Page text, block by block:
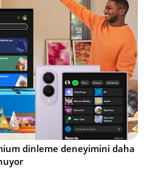
dinleme deneyimini daha